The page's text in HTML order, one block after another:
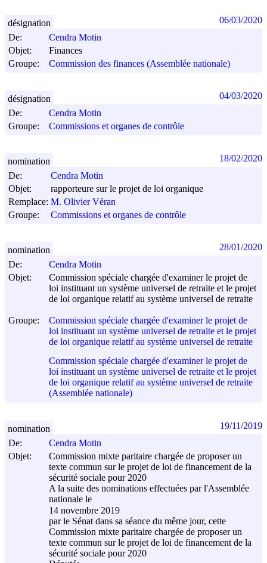
De:
Cendra Motin
Objet:
Finances
Groupe:
Commission des finances (Assemblée nationale)
désignation 06/03/2020
De:
Cendra Motin
Groupe:
Commissions et organes de contrôle
désignation 04/03/2020
De:
Cendra Motin
Objet:
rapporteure sur le projet de loi organique
Remplace: M. Olivier Véran
Groupe:
Commissions et organes de contrôle
nomination 18/02/2020
De:
Cendra Motin
Objet:
Commission spéciale chargée d'examiner le projet de
loi instituant un système universel de retraite et le projet
de loi organique relatif au système universel de retraite
Groupe:
Commission spéciale chargée d'examiner le projet de
loi instituant un système universel de retraite et le projet
de loi organique relatif au système universel de retraite
Commission spéciale chargée d'examiner le projet de
loi instituant un système universel de retraite et le projet
de loi organique relatif au système universel de retraite
(Assemblée nationale)
nomination 28/01/2020
De:
Cendra Motin
Objet:
Commission mixte paritaire chargée de proposer un
texte commun sur le projet de loi de financement de la
sécurité sociale pour 2020
A la suite des nominations effectuées par l'Assemblée
nationale le
14 novembre 2019
par le Sénat dans sa séance du même jour, cette
Commission mixte paritaire chargée de proposer un
texte commun sur le projet de loi de financement de la
sécurité sociale pour 2020
nomination 19/11/2019